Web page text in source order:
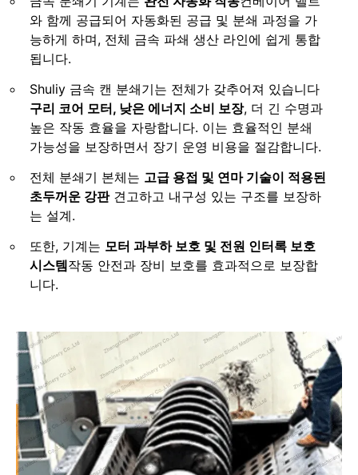
와 함께 공급되어 자동화된 공급 및 분쇄 과정을 가
능하게 하며, 전체 금속 파쇄 생산 라인에 쉽게 통합
됩니다.
Shuliy 금속 캔 분쇄기는 전체가 갖추어져 있습니다
구리 코어 모터, 낮은 에너지 소비 보장, 더 긴 수명과
높은 작동 효율을 자랑합니다. 이는 효율적인 분쇄
가능성을 보장하면서 장기 운영 비용을 절감합니다.
전체 분쇄기 본체는 고급 용접 및 연마 기술이 적용된
초두꺼운 강판견고하고 내구성 있는 구조를 보장하
는 설계.
또한, 기계는 모터 과부하 보호 및 전원 인터록 보호
시스템작동 안전과 장비 보호를 효과적으로 보장합
니다.